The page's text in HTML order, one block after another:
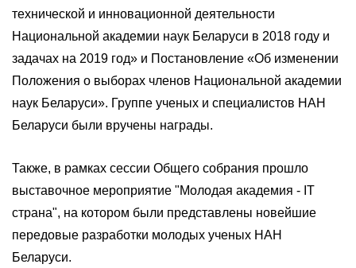
технической и инновационной деятельности
Национальной академии наук Беларуси в 2018 году и
задачах на 2019 год» и Постановление «Об изменении
Положения о выборах членов Национальной академии
наук Беларуси». Группе ученых и специалистов НАН
Беларуси были вручены награды.
Также, в рамках сессии Общего собрания прошло
выставочное мероприятие "Молодая академия - IT
страна", на котором были представлены новейшие
передовые разработки молодых ученых НАН
Беларуси.